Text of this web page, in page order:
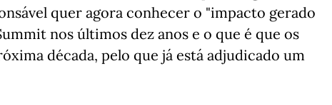
quer agora conhecer o "impacto gerado
nos últimos dez anos e o que é que os
década, pelo que já está adjudicado um